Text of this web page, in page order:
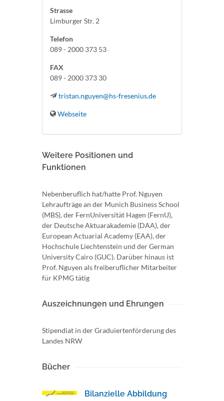
Strasse
Limburger Str. 2
Telefon
089 - 2000 373 53
FAX
089 - 2000 373 30
tristan.nguyen@hs-fresenius.de
Webseite
Weitere Positionen und
Funktionen
Nebenberuflich hat/hatte Prof. Nguyen
Lehraufträge an der Munich Business School
(MBS), der FernUniversität Hagen (FernU),
der Deutsche Aktuarakademie (DAA), der
European Actuarial Academy (EAA), der
Hochschule Liechtenstein und der German
University Cairo (GUC). Darüber hinaus ist
Prof. Nguyen als freiberuflicher Mitarbeiter
für KPMG tätig
Auszeichnungen und Ehrungen
Stipendiat in der Graduiertenförderung des
Landes NRW
Bücher
Bilanzielle Abbildung